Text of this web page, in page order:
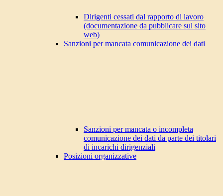
Dirigenti cessati dal rapporto di lavoro
(documentazione da pubblicare sul sito
web)
Sanzioni per mancata comunicazione dei dati
Sanzioni per mancata o incompleta
comunicazione dei dati da parte dei titolari
di incarichi dirigenziali
Posizioni organizzative